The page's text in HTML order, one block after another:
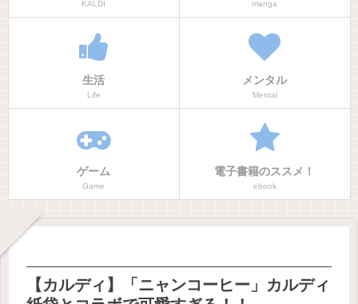
KALDI manga
生活
Life
メンタル
Mental
ゲーム
Game
電子書籍のススメ！
ebook
【カルディ】「ニャンコーヒー」カルディ